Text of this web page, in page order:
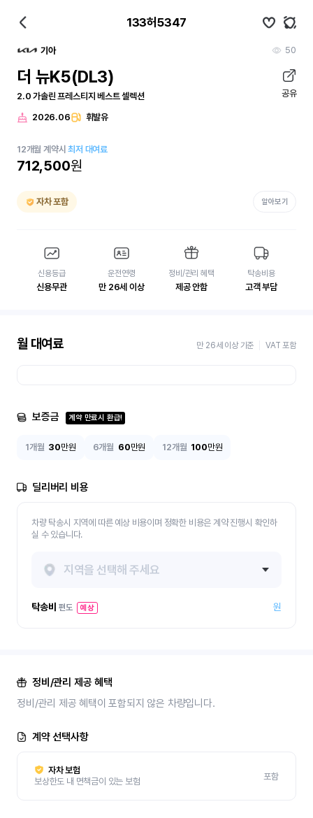
133허5347
기아 50
더 뉴K5(DL3)
2.0 가솔린 프레스티지 베스트 셀렉션 공유
2026.06 휘발유
12개월 계약시최저 대여료
712,500원
자차 포함 알아보기
신용등급
신용무관
운전연령
만 26세 이상
정비/관리 혜택
제공 안함
탁송비용
고객 부담
월 대여료 만 26세 이상 기준 VAT 포함
보증금 계약 만료시 환급!
1개월 30만원 6개월 60만원 12개월 100만원
딜리버리 비용
차량 탁송시 지역에 따른 예상 비용이며 정확한 비용은 계약 진행시 확인하
실 수 있습니다.
지역을 선택해 주세요
탁송비 편도 예상 원
정비/관리 제공 혜택
정비/관리 제공 혜택이 포함되지 않은 차량입니다.
계약 선택사항
자차 보험
보상한도 내 면책금이 있는 보험
포함